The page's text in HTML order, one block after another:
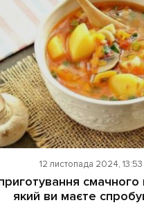
Підтримати
12 листопада 2024, 13:53
смачного
який ви маєте